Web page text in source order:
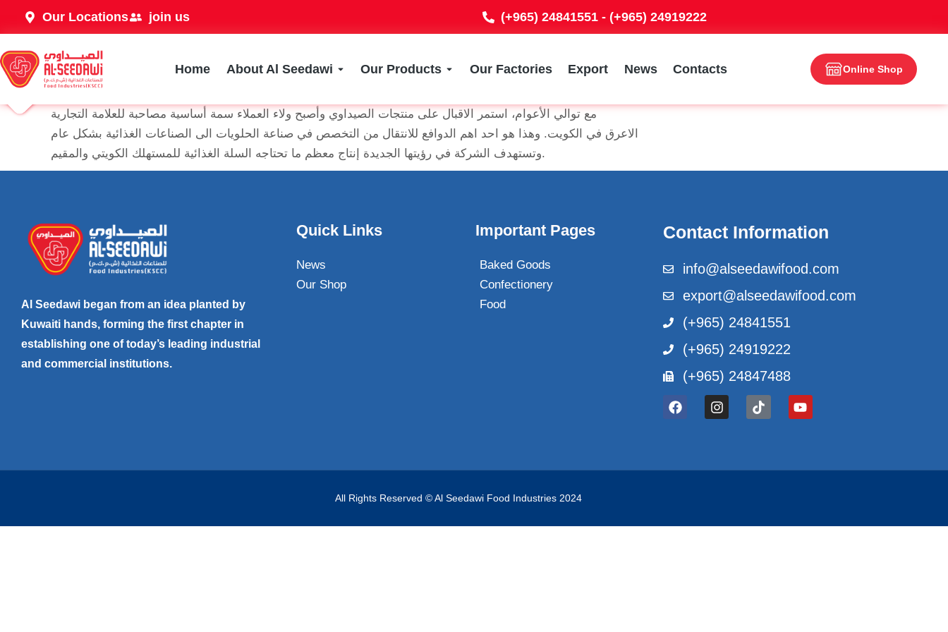
Our Locations join us (+965) 24841551 - (+965) 24919222
Home About Al Seedawi Our Products Our Factories Export News Contacts Online Shop
مع توالي الأعوام، استمر الاقبال على منتجات الصيداوي وأصبح ولاء العملاء سمة أساسية مصاحبة للعلامة التجارية
الاعرق في الكويت. وهذا هو احد اهم الدوافع للانتقال من التخصص في صناعة الحلويات الى الصناعات الغذائية بشكل عام
وتستهدف الشركة في رؤيتها الجديدة إنتاج معظم ما تحتاجه السلة الغذائية للمستهلك الكويتي والمقيم.
Al Seedawi began from an idea planted by
Kuwaiti hands, forming the first chapter in
establishing one of today’s leading industrial
and commercial institutions.
Quick Links
News
Our Shop
Important Pages
Baked Goods
Confectionery
Food
Contact Information
info@alseedawifood.com
export@alseedawifood.com
(+965) 24841551
(+965) 24919222
(+965) 24847488
All Rights Reserved © Al Seedawi Food Industries 2024